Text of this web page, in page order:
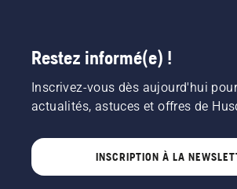
Restez informé(e) !
Inscrivez-vous dès aujourd'hui
actualités, astuces et offres de
INSCRIPTION À LA